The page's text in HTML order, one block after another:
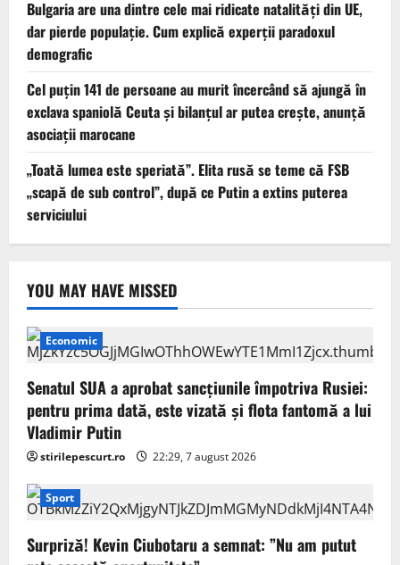
Bulgaria are una dintre cele mai ridicate natalități din UE,
dar pierde populație. Cum explică experții paradoxul
demografic
Cel puţin 141 de persoane au murit încercând să ajungă în
exclava spaniolă Ceuta şi bilanţul ar putea creşte, anunță
asociații marocane
„Toată lumea este speriată”. Elita rusă se teme că FSB
„scapă de sub control”, după ce Putin a extins puterea
serviciului
YOU MAY HAVE MISSED
Economic
Senatul SUA a aprobat sancțiunile împotriva Rusiei:
pentru prima dată, este vizată și flota fantomă a lui
Vladimir Putin
stirilepescurt.ro 22:29, 7 august 2026
Sport
Surpriză! Kevin Ciubotaru a semnat: ”Nu am putut